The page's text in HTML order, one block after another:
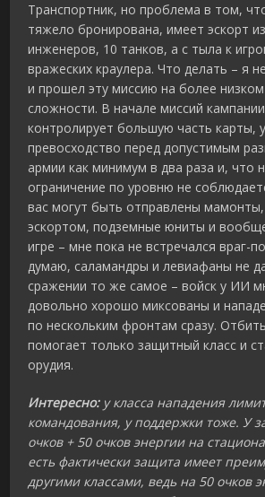
Транспортник, но проблема в том,
тяжело бронирована, имеет эскорт
инженеров, 10 танков, а с тыла к
вражеских краулера. Что делать – я
и прошел эту миссию на более
сложности. В начале миссий
контролирует большую часть карты,
превосходство перед допустимым
армии как минимум в два раза и, что
ограничение по уровню не
вас могут быть отправлены
эскортом, подземные юниты и
игре – мне пока не встречался враг-
думаю, саламандры и левиафаны не
сражении то же самое – войск у ИИ
довольно хорошо миксованы и
по нескольким фронтам сразу.
помогает только защитный класс и
орудия.
Интересно:у класса нападения
командования, у поддержки тоже. У
очков + 50 очков энергии на
есть фактически защита имеет
другими классами, ведь на 50 очков